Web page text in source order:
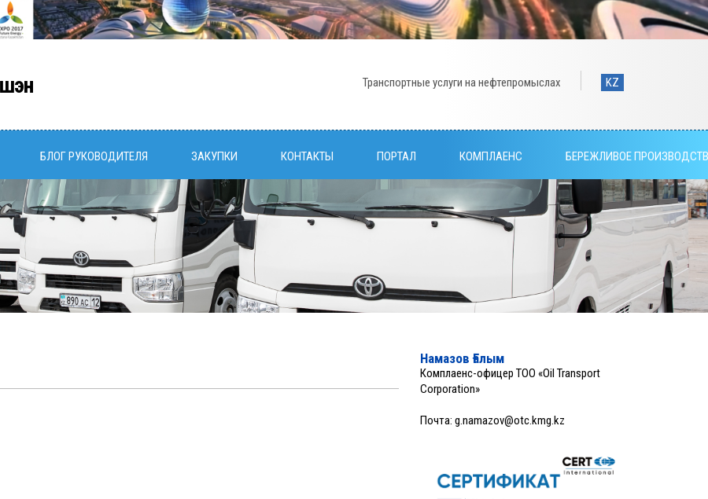
KZ
Транспортные услуги на нефтепромыслах
БЛОГ РУКОВОДИТЕЛЯ ЗАКУПКИ КОНТАКТЫ ПОРТАЛ КОМПЛАЕНС БЕРЕЖЛИВОЕ
Намазов Ғалым
Комплаенс-офицер ТОО «Oil Transport
Corporation»
Почта: g.namazov@otc.kmg.kz